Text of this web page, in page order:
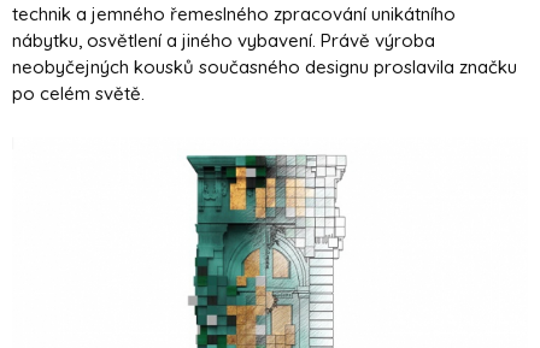
technik a jemného řemeslného zpracování unikátního
nábytku, osvětlení a jiného vybavení. Právě výroba
neobyčejných kousků současného designu proslavila značku
po celém světě.